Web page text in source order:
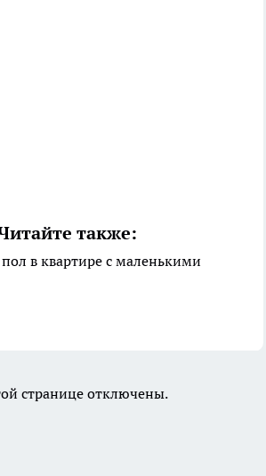
также:
в квартире с маленькими
странице отключены.